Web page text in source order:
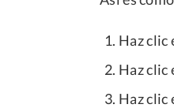
Haz clic
Haz clic
Haz clic